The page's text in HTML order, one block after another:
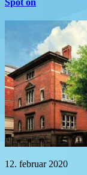
12. februar 2020